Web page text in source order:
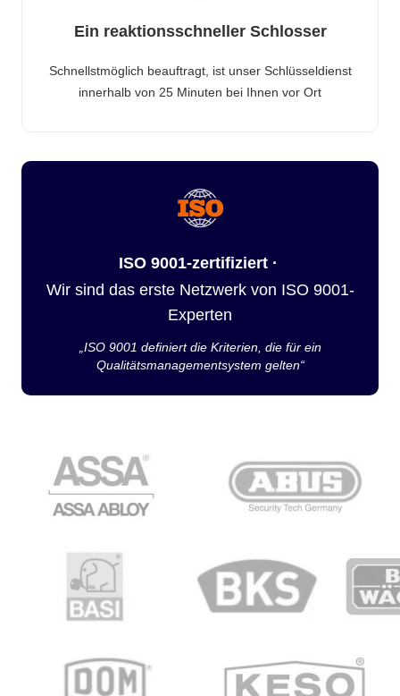
Ein reaktionsschneller Schlosser
Schnellstmöglich beauftragt, ist unser Schlüsseldienst
innerhalb von 25 Minuten bei Ihnen vor Ort
ISO 9001-zertifiziert ·
Wir sind das erste Netzwerk von ISO 9001-
Experten
„ISO 9001 definiert die Kriterien, die für ein
Qualitätsmanagementsystem gelten“